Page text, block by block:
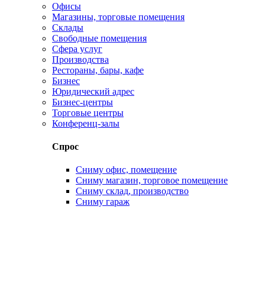
Офисы
Магазины, торговые помещения
Склады
Свободные помещения
Сфера услуг
Производства
Рестораны, бары, кафе
Бизнес
Юридический адрес
Бизнес-центры
Торговые центры
Конференц-залы
Спрос
Сниму офис, помещение
Сниму магазин, торговое помещение
Сниму склад, производство
Сниму гараж